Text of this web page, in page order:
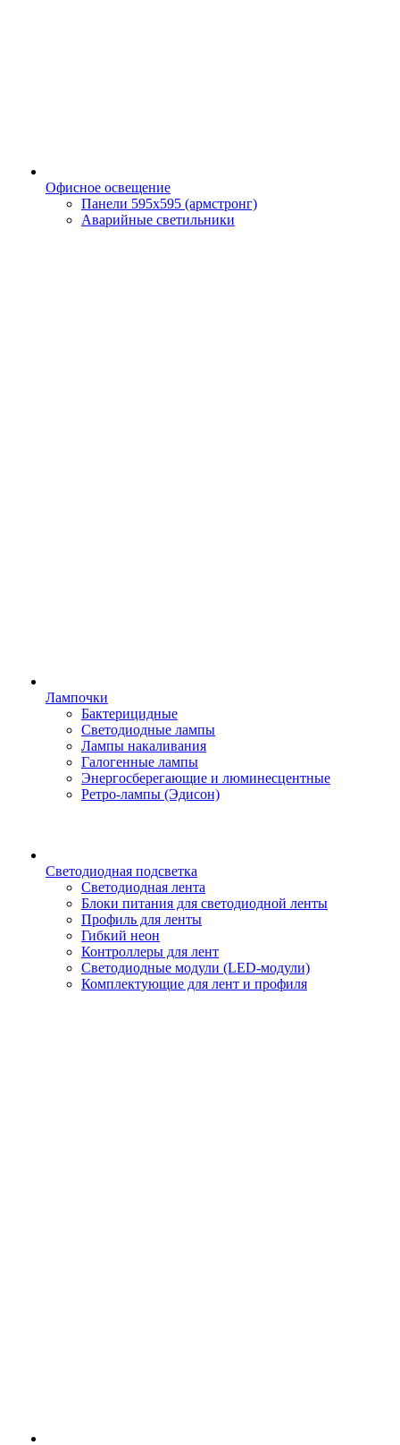
Офисное освещение
Панели 595х595 (армстронг)
Аварийные светильники
Лампочки
Бактерицидные
Светодиодные лампы
Лампы накаливания
Галогенные лампы
Энергосберегающие и люминесцентные
Ретро-лампы (Эдисон)
Светодиодная подсветка
Светодиодная лента
Блоки питания для светодиодной ленты
Профиль для ленты
Гибкий неон
Контроллеры для лент
Светодиодные модули (LED-модули)
Комплектующие для лент и профиля